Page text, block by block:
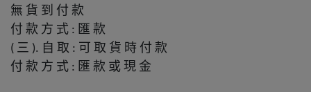
無 貨 到 付 款
付 款 方 式 : 匯 款
( 三 ). 自 取 : 可 取 貨 時 付 款
付 款 方 式 : 匯 款 或 現 金